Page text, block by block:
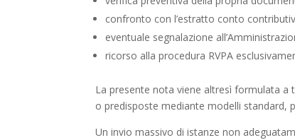
confronto con l’estratto conto
eventuale segnalazione
ricorso alla procedura RVPA
La presente nota viene altresì formulata a
o predisposte mediante modelli standard,
Un invio massivo di istanze non